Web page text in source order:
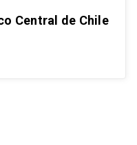
Central de Chile